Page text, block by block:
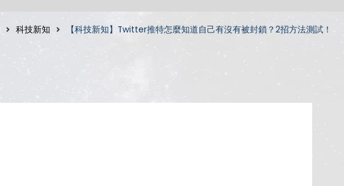
科技新知 【科技新知】Twitter推特怎麼知道自己有沒有被封鎖？2招方法測試！